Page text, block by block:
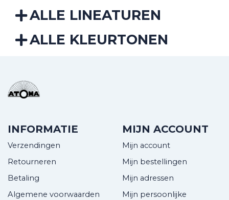
ALLE LINEATUREN
ALLE KLEURTONEN
INFORMATIE
Verzendingen
Retourneren
Betaling
Algemene voorwaarden
MIJN ACCOUNT
Mijn account
Mijn bestellingen
Mijn adressen
Mijn persoonlijke